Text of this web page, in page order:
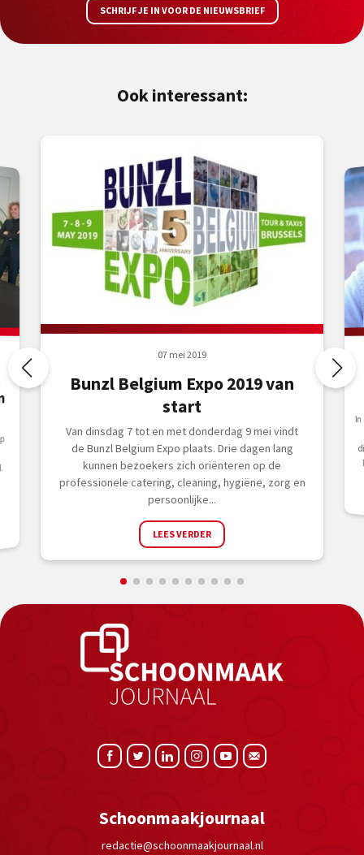
SCHRIJF JE IN VOOR DE NIEUWSBRIEF
Ook interessant:
07 mei 2019
Bunzl Belgium Expo 2019 van
start
Van dinsdag 7 tot en met donderdag 9 mei vindt
de Bunzl Belgium Expo plaats. Drie dagen lang
kunnen bezoekers zich oriënteren op de
professionele catering, cleaning, hygiëne, zorg en
persoonlijke...
LEES VERDER
Schoonmaakjournaal
redactie@schoonmaakjournaal.nl